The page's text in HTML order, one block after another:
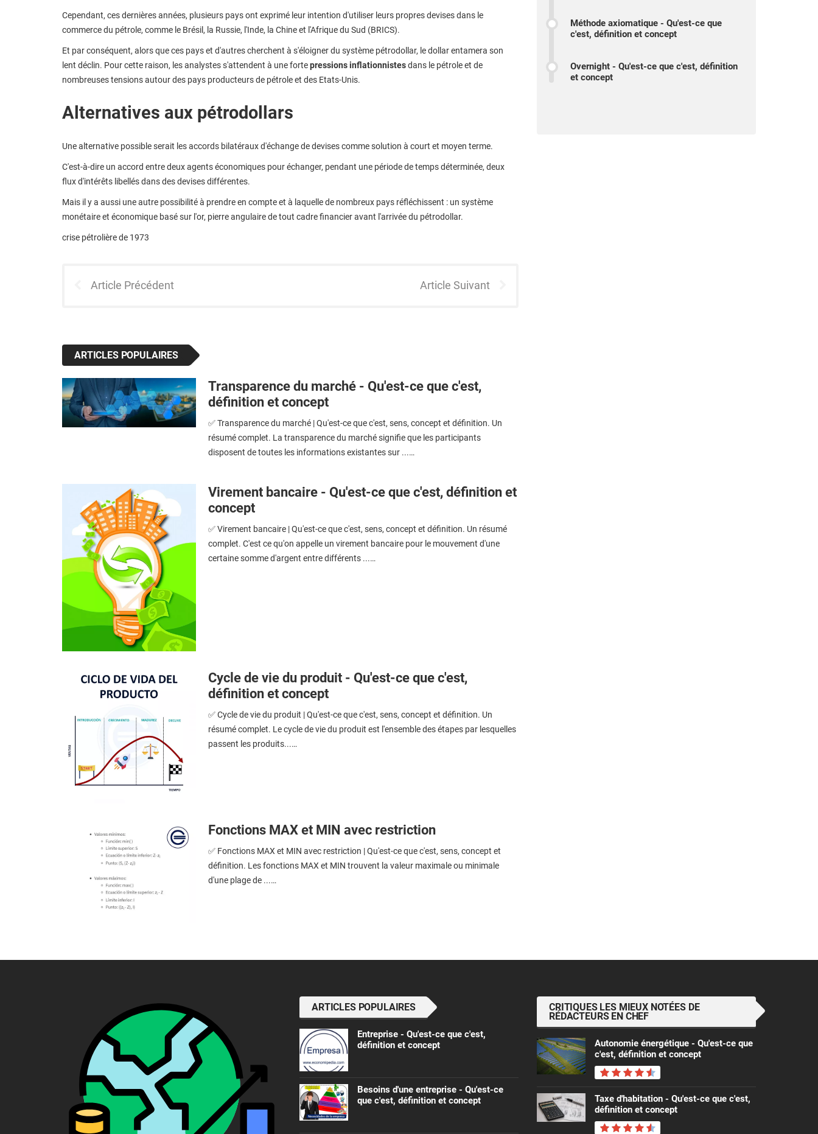
Cependant, ces dernières années, plusieurs pays ont exprimé leur intention d'utiliser leurs propres devises dans le
commerce du pétrole, comme le Brésil, la Russie, l'Inde, la Chine et l'Afrique du Sud (BRICS).
Et par conséquent, alors que ces pays et d'autres cherchent à s'éloigner du système pétrodollar, le dollar entamera son
lent déclin. Pour cette raison, les analystes s'attendent à une fortepressions inflationnistesdans le pétrole et de
nombreuses tensions autour des pays producteurs de pétrole et des Etats-Unis.
Alternatives aux pétrodollars
Une alternative possible serait les accords bilatéraux d'échange de devises comme solution à court et moyen terme.
C'est-à-dire un accord entre deux agents économiques pour échanger, pendant une période de temps déterminée, deux
flux d'intérêts libellés dans des devises différentes.
Mais il y a aussi une autre possibilité à prendre en compte et à laquelle de nombreux pays réfléchissent : un système
monétaire et économique basé sur l'or, pierre angulaire de tout cadre financier avant l'arrivée du pétrodollar.
crise pétrolière de 1973
Article Précédent Article Suivant
ARTICLES POPULAIRES
Transparence du marché - Qu'est-ce que c'est,
définition et concept
✅ Transparence du marché | Qu'est-ce que c'est, sens, concept et définition. Un
résumé complet. La transparence du marché signifie que les participants
disposent de toutes les informations existantes sur ...…
Virement bancaire - Qu'est-ce que c'est, définition et
concept
✅ Virement bancaire | Qu'est-ce que c'est, sens, concept et définition. Un résumé
complet. C'est ce qu'on appelle un virement bancaire pour le mouvement d'une
certaine somme d'argent entre différents ...…
Cycle de vie du produit - Qu'est-ce que c'est,
définition et concept
✅ Cycle de vie du produit | Qu'est-ce que c'est, sens, concept et définition. Un
résumé complet. Le cycle de vie du produit est l'ensemble des étapes par lesquelles
passent les produits...…
Fonctions MAX et MIN avec restriction
✅ Fonctions MAX et MIN avec restriction | Qu'est-ce que c'est, sens, concept et
définition. Les fonctions MAX et MIN trouvent la valeur maximale ou minimale
d'une plage de ...…
Méthode axiomatique - Qu'est-ce que
c'est, définition et concept
Overnight - Qu'est-ce que c'est, définition
et concept
ARTICLES POPULAIRES
Entreprise - Qu'est-ce que c'est,
définition et concept
Besoins d'une entreprise - Qu'est-ce
que c'est, définition et concept
CRITIQUES LES MIEUX NOTÉES DE
RÉDACTEURS EN CHEF
Autonomie énergétique - Qu'est-ce que
c'est, définition et concept
Taxe d'habitation - Qu'est-ce que c'est,
définition et concept